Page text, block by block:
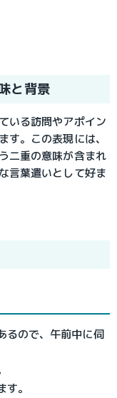
と背景
いる訪問やアポイン
す。この表現には、
二重の意味が含まれ
言葉遣いとして好ま
るので、午前中に伺
。